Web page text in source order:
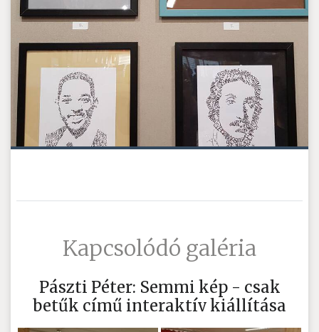
Kapcsolódó galéria
Pászti Péter: Semmi kép - csak
betűk című interaktív kiállítása